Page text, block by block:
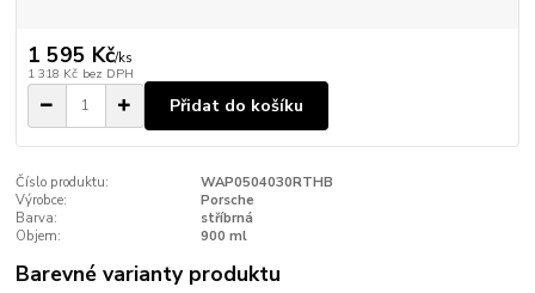
1 595 Kč/ks
1 318 Kč bez DPH
Přidat do košíku
Číslo produktu:
WAP0504030RTHB
Výrobce:
Porsche
Barva:
stříbrná
Objem:
900 ml
Barevné varianty produktu